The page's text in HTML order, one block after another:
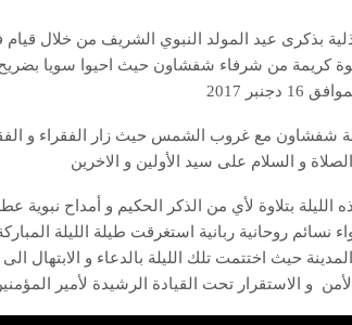
بذكرى عيد المولد النبوي الشريف من خلال
كريمة من شرفاء شفشاون حيث احيوا سويا
2017
شفشاون مع غروب الشمس حيث زار الفقراء و
و السلام على سيد الأولين و الاخرين
بتلاوة لأي من الذكر الحكيم و أمداح نبوية
نسائم روحانية ربانية استغرقت طيلة الليلة
حيث اختتمت تلك الليلة بالدعاء و الابتهال
و الاستقرار تحت القيادة الرشيدة لأمير